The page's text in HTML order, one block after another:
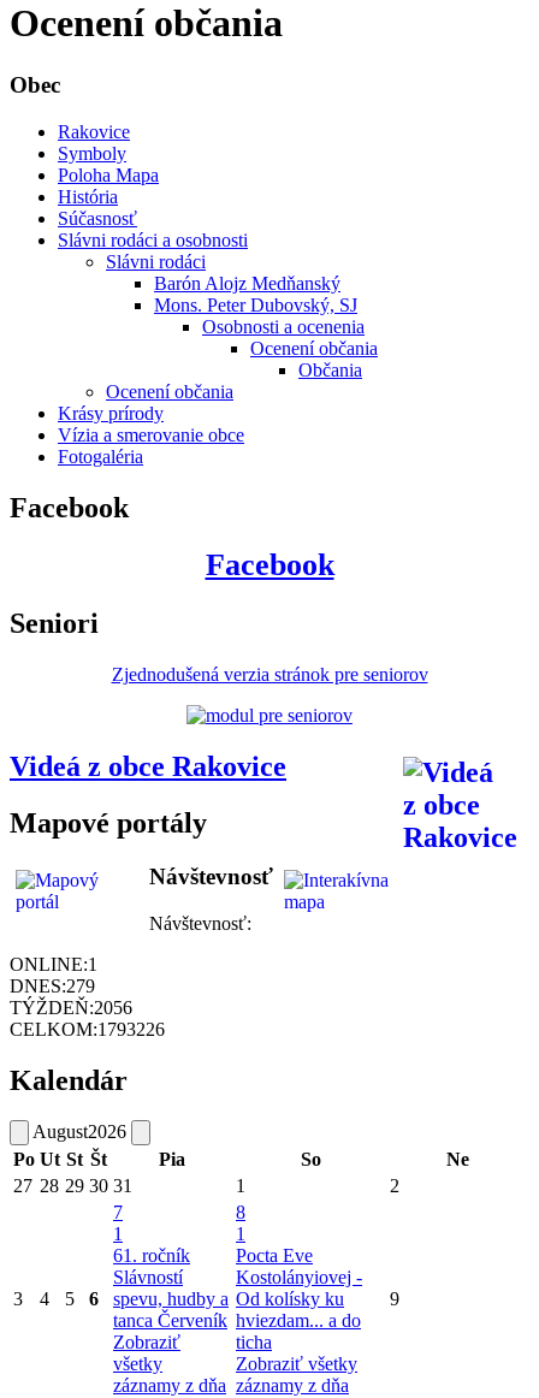
Ocenení občania
Obec
Rakovice
Symboly
Poloha Mapa
História
Súčasnosť
Slávni rodáci a osobnosti
Slávni rodáci
Barón Alojz Medňanský
Mons. Peter Dubovský, SJ
Osobnosti a ocenenia
Ocenení občania
Občania
Ocenení občania
Krásy prírody
Vízia a smerovanie obce
Fotogaléria
Facebook
Facebook
Seniori
Zjednodušená verzia stránok pre seniorov
Videá z obce Rakovice
Mapové portály
Návštevnosť
Návštevnosť:
ONLINE:1
DNES:279
TÝŽDEŇ:2056
CELKOM:1793226
Kalendár
August2026
Po Ut St Št Pia So
Ne
27 28 29 30 31 1 2
3 4 5 6
7
1
61. ročník
Slávností
spevu, hudby a
tanca Červeník
Zobraziť
všetky
záznamy z dňa
8
1
Pocta Eve
Kostolányiovej -
Od kolísky ku
hviezdam... a do
ticha
Zobraziť všetky
záznamy z dňa
9